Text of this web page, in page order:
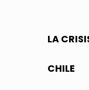
LA
CHILE